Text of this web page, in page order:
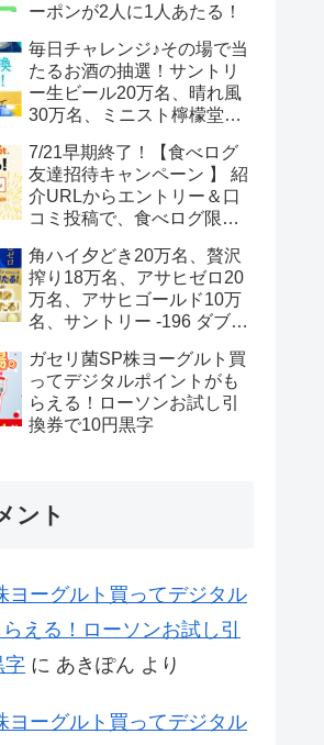
ーポンが2人に1人あたる！
毎日チャレンジ♪その場で当
たるお酒の抽選！サントリ
ー生ビール20万名、晴れ風
30万名、ミニスト檸檬堂2
ボール12.3万名
7/21早期終了！【食べログ
友達招待キャンペーン 】 紹
介URLからエントリー＆口
コミ投稿で、食べログ限定
トがもらえる
角ハイ夕どき20万名、贅沢
搾り18万名、アサヒゼロ20
万名、アサヒゴールド10万
名、サントリー -196 ダブル
ガセリ菌SP株ヨーグルト買
ってデジタルポイントがも
らえる！ローソンお試し引
換券で10円黒字
ント
ヨーグルト買ってデジタル
える！ローソンお試し引
字 に あきぽん より
ヨーグルト買ってデジタル